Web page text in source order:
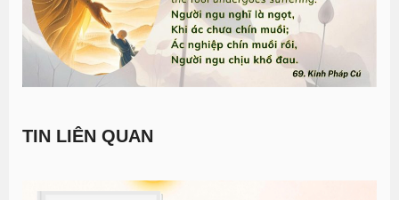
TIN LIÊN QUAN